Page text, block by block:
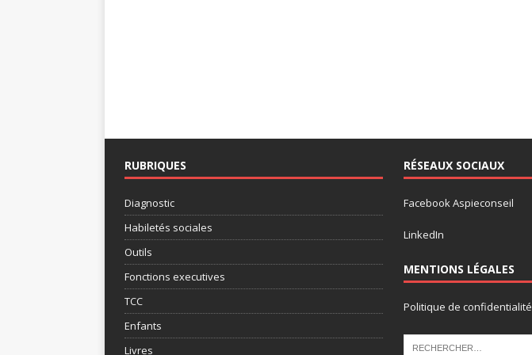
RUBRIQUES
Diagnostic
Habiletés sociales
Outils
Fonctions executives
TCC
Enfants
Livres
RÉSEAUX SOCIAUX
Facebook Aspieconseil
LinkedIn
MENTIONS LÉGALES
Politique de confidentialité